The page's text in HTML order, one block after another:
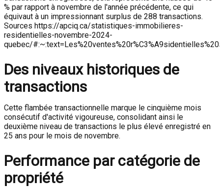
% par rapport à novembre de l'année précédente, ce qui
équivaut à un impressionnant surplus de 288 transactions.
Sources https://apciq.ca/statistiques-immobilieres-
residentielles-novembre-2024-
quebec/
Des niveaux historiques de
transactions
Cette flambée transactionnelle marque le cinquième mois
consécutif d'activité vigoureuse, consolidant ainsi le
deuxième niveau de transactions le plus élevé enregistré en
25 ans pour le mois de novembre.
Performance par catégorie de
propriété